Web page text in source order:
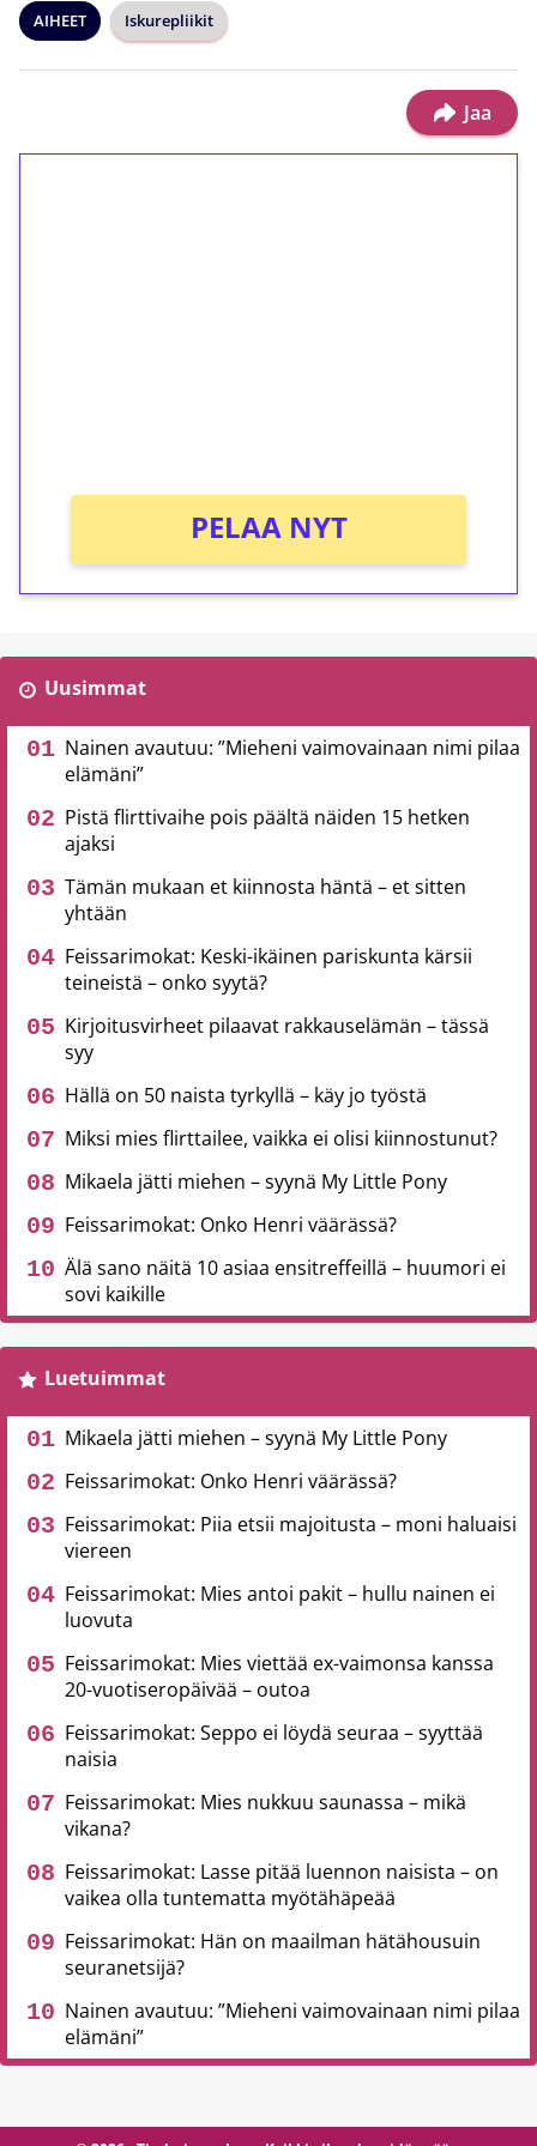
AIHEET Iskurepliikit
Jaa
PELAA NYT
Uusimmat
Nainen avautuu: ”Mieheni vaimovainaan nimi pilaa
elämäni”
Pistä flirttivaihe pois päältä näiden 15 hetken
ajaksi
Tämän mukaan et kiinnosta häntä – et sitten
yhtään
Feissarimokat: Keski-ikäinen pariskunta kärsii
teineistä – onko syytä?
Kirjoitusvirheet pilaavat rakkauselämän – tässä
syy
Hällä on 50 naista tyrkyllä – käy jo työstä
Miksi mies flirttailee, vaikka ei olisi kiinnostunut?
Mikaela jätti miehen – syynä My Little Pony
Feissarimokat: Onko Henri väärässä?
Älä sano näitä 10 asiaa ensitreffeillä – huumori ei
sovi kaikille
Luetuimmat
Mikaela jätti miehen – syynä My Little Pony
Feissarimokat: Onko Henri väärässä?
Feissarimokat: Piia etsii majoitusta – moni haluaisi
viereen
Feissarimokat: Mies antoi pakit – hullu nainen ei
luovuta
Feissarimokat: Mies viettää ex-vaimonsa kanssa
20-vuotiseropäivää – outoa
Feissarimokat: Seppo ei löydä seuraa – syyttää
naisia
Feissarimokat: Mies nukkuu saunassa – mikä
vikana?
Feissarimokat: Lasse pitää luennon naisista – on
vaikea olla tuntematta myötähäpeää
Feissarimokat: Hän on maailman hätähousuin
seuranetsijä?
Nainen avautuu: ”Mieheni vaimovainaan nimi pilaa
elämäni”